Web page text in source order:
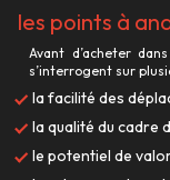
les points à
Avant d’acheter
s’interrogent sur
la facilité des
la qualité du cadre
le potentiel de